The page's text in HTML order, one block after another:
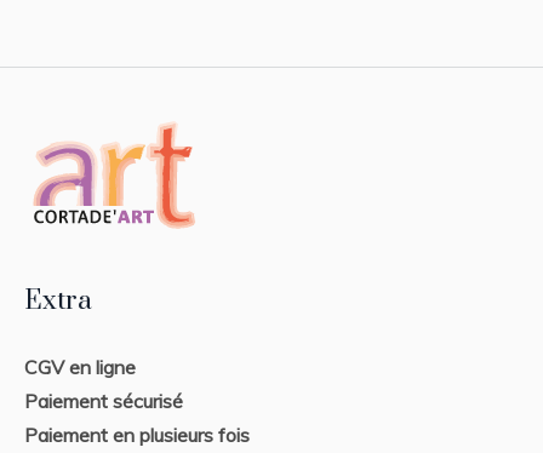
Extra
CGV en ligne
Paiement sécurisé
Paiement en plusieurs fois